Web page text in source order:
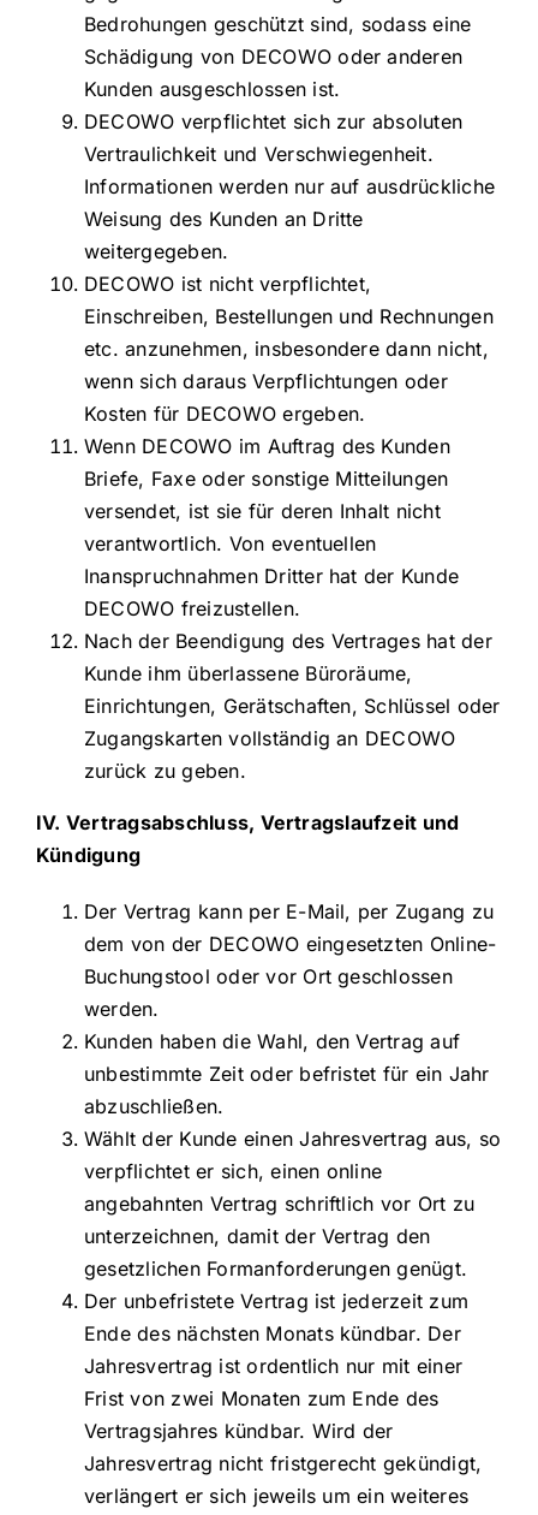
Bedrohungen geschützt sind, sodass eine
Schädigung von DECOWO oder anderen
Kunden ausgeschlossen ist.
DECOWO verpflichtet sich zur absoluten
Vertraulichkeit und Verschwiegenheit.
Informationen werden nur auf ausdrückliche
Weisung des Kunden an Dritte
weitergegeben.
DECOWO ist nicht verpflichtet,
Einschreiben, Bestellungen und Rechnungen
etc. anzunehmen, insbesondere dann nicht,
wenn sich daraus Verpflichtungen oder
Kosten für DECOWO ergeben.
Wenn DECOWO im Auftrag des Kunden
Briefe, Faxe oder sonstige Mitteilungen
versendet, ist sie für deren Inhalt nicht
verantwortlich. Von eventuellen
Inanspruchnahmen Dritter hat der Kunde
DECOWO freizustellen.
Nach der Beendigung des Vertrages hat der
Kunde ihm überlassene Büroräume,
Einrichtungen, Gerätschaften, Schlüssel oder
Zugangskarten vollständig an DECOWO
zurück zu geben.
IV. Vertragsabschluss, Vertragslaufzeit und
Kündigung
Der Vertrag kann per E-Mail, per Zugang zu
dem von der DECOWO eingesetzten Online-
Buchungstool oder vor Ort geschlossen
werden.
Kunden haben die Wahl, den Vertrag auf
unbestimmte Zeit oder befristet für ein Jahr
abzuschließen.
Wählt der Kunde einen Jahresvertrag aus, so
verpflichtet er sich, einen online
angebahnten Vertrag schriftlich vor Ort zu
unterzeichnen, damit der Vertrag den
gesetzlichen Formanforderungen genügt.
Der unbefristete Vertrag ist jederzeit zum
Ende des nächsten Monats kündbar. Der
Jahresvertrag ist ordentlich nur mit einer
Frist von zwei Monaten zum Ende des
Vertragsjahres kündbar. Wird der
Jahresvertrag nicht fristgerecht gekündigt,
verlängert er sich jeweils um ein weiteres